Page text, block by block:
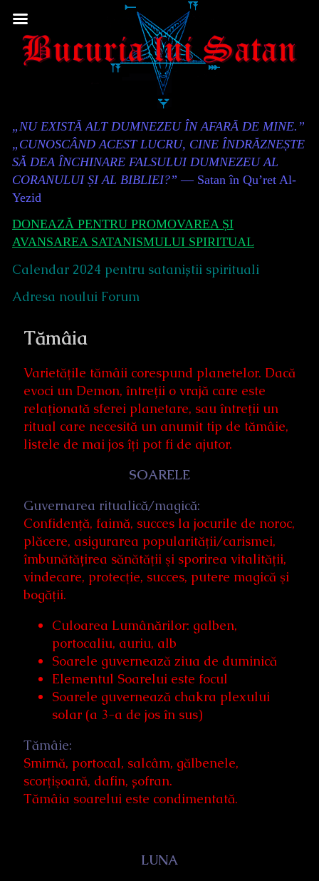
to
Content
Header
„NU EXISTĂ ALT DUMNEZEU ÎN AFARĂ DE MINE.”
„CUNOSCÂND ACEST LUCRU, CINE ÎNDRĂZNEȘTE
SĂ DEA ÎNCHINARE FALSULUI DUMNEZEU AL
CORANULUI ȘI AL BIBLIEI?” — Satan în Qu’ret Al-
Yezid
DONEAZĂ PENTRU PROMOVAREA ȘI
AVANSAREA SATANISMULUI SPIRITUAL
Calendar 2024 pentru sataniștii spirituali
Adresa noului Forum
Tămâia
Varietăţile tămâii corespund planetelor. Dacă
evoci un Demon, întreții o vrajă care este
relaţionată sferei planetare, sau întreţii un
ritual care necesită un anumit tip de tămâie,
listele de mai jos îţi pot fi de ajutor.
SOARELE
Guvernarea ritualică/magică:
Confidenţă, faimă, succes la jocurile de noroc,
plăcere, asigurarea popularităţii/carismei,
îmbunătățirea sănătăţii şi sporirea vitalităţii,
vindecare, protecţie, succes, putere magică şi
bogăţii.
Culoarea Lumânărilor: galben,
portocaliu, auriu, alb
Soarele guvernează ziua de duminică
Elementul Soarelui este focul
Soarele guvernează chakra plexului
solar (a 3-a de jos în sus)
Tămâie:
Smirnă, portocal, salcâm, gălbenele,
scorţişoară, dafin, șofran.
Tămâia soarelui este condimentată.
LUNA